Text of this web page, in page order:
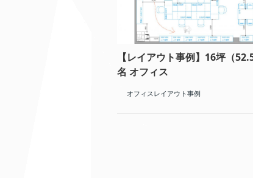
【レイアウト事例】16坪（
名 オフィス
オフィスレイアウト事例